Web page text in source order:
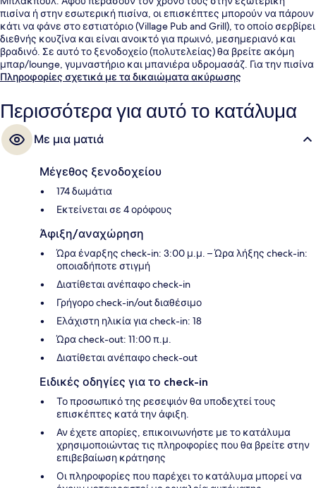
πισίνα ή στην εσωτερική πισίνα, οι επισκέπτες μπορούν να πάρουν
κάτι να φάνε στο εστιατόριο (Village Pub and Grill), το οποίο σερβίρει
διεθνής κουζίνα και είναι ανοικτό για πρωινό, μεσημεριανό και
βραδινό. Σε αυτό το ξενοδοχείο (πολυτελείας) θα βρείτε ακόμη
μπαρ/lounge, γυμναστήριο και μπανιέρα υδρομασάζ. Για την πισίνα
και το εξυπηρετικό προσωπικό τα καταλύματα λαμβάνουν
Πληροφορίες σχετικά με τα δικαιώματα ακύρωσης
Περισσότερα για αυτό το κατάλυμα
Με μια ματιά
Μέγεθος ξενοδοχείου
174 δωμάτια
Εκτείνεται σε 4 ορόφους
Άφιξη/αναχώρηση
Ώρα έναρξης check-in: 3:00 μ.μ. – Ώρα λήξης check-in:
οποιαδήποτε στιγμή
Διατίθεται ανέπαφο check-in
Γρήγορο check-in/out διαθέσιμο
Ελάχιστη ηλικία για check-in: 18
Ώρα check-out: 11:00 π.μ.
Διατίθεται ανέπαφο check-out
Ειδικές οδηγίες για το check-in
Το προσωπικό της ρεσεψιόν θα υποδεχτεί τους
επισκέπτες κατά την άφιξη.
Αν έχετε απορίες, επικοινωνήστε με το κατάλυμα
χρησιμοποιώντας τις πληροφορίες που θα βρείτε στην
επιβεβαίωση κράτησης
Οι πληροφορίες που παρέχει το κατάλυμα μπορεί να